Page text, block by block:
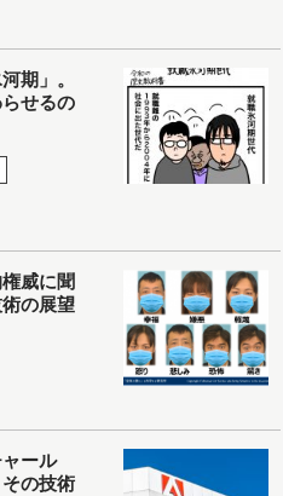
期」。
せるの
威に聞
の展望
ール
の技術